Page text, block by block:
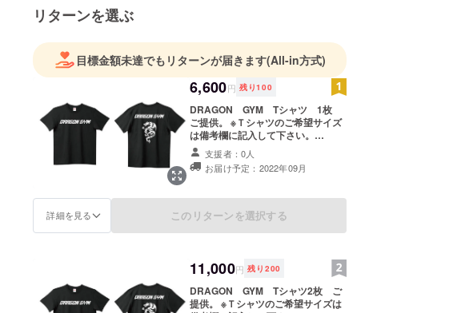
「プロクオリファイ ヘビー級 3位」
と、プロボディビルダーになるべく日々精進しております。
柔道整復師、鍼灸師
リターンを選ぶ
目標金額未達でもリターンが届きます(All-in方式)
6,600円 残り100
DRAGON GYM Tシャツ 1枚
ご提供。 ※Ｔシャツのご希望サイズ
は備考欄に記入して下さい。
S,M,L,XL,XXL,XXXL ※白と黒の２色
ございます。
支援者：0人
お届け予定：2022年09月
詳細を見る このリターンを選択する
11,000円 残り 200
DRAGON GYM Tシャツ2枚 ご
提供。 ※Ｔシャツのご希望サイズは